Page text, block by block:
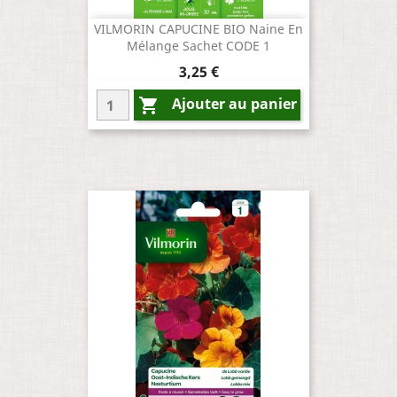
VILMORIN CAPUCINE BIO Naine En
Mélange Sachet CODE 1
Prix
3,25 €
 Ajouter au panier